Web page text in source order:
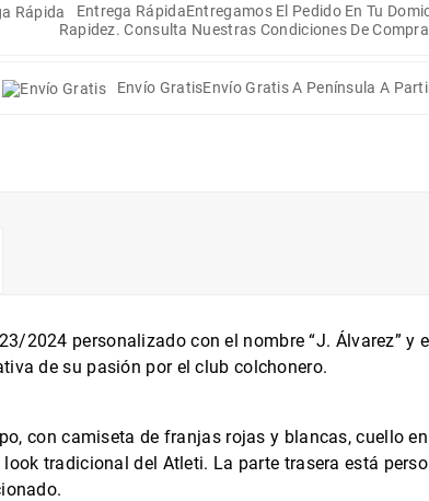
Entrega RápidaEntregamos El Pedido En Tu
Rapidez. Consulta Nuestras Condiciones De
Envío GratisEnvío Gratis A Península A
2024 personalizado con el nombre “J. Álvarez”
de su pasión por el club colchonero.
con camiseta de franjas rojas y blancas, cuello
tradicional del Atleti. La parte trasera está